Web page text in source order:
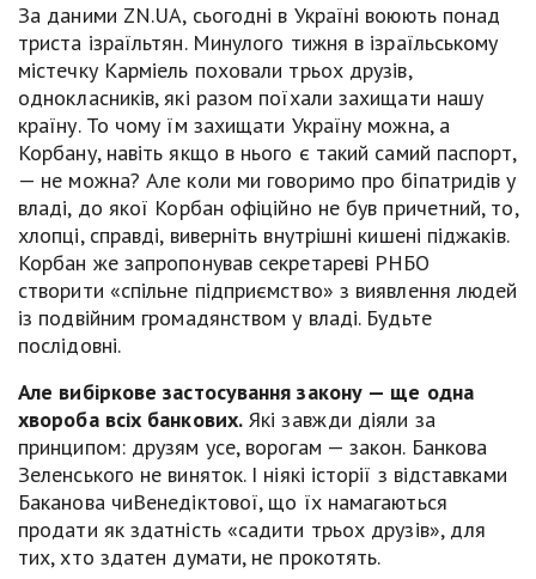
За даними ZN.UA, сьогодні в Україні воюють понад
триста ізраїльтян. Минулого тижня в ізраїльському
містечку Карміель поховали трьох друзів,
однокласників, які разом поїхали захищати нашу
країну. То чому їм захищати Україну можна, а
Корбану, навіть якщо в нього є такий самий паспорт,
— не можна? Але коли ми говоримо про біпатридів у
владі, до якої Корбан офіційно не був причетний, то,
хлопці, справді, виверніть внутрішні кишені піджаків.
Корбан же запропонував секретареві РНБО
створити «спільне підприємство» з виявлення людей
із подвійним громадянством у владі. Будьте
послідовні.
Але вибіркове застосування закону — ще одна
хвороба всіх банкових.Які завжди діяли за
принципом: друзям усе, ворогам — закон. Банкова
Зеленського не виняток. І ніякі історії з відставками
Баканова чиВенедіктової, що їх намагаються
продати як здатність «садити трьох друзів», для
тих, хто здатен думати, не прокотять.